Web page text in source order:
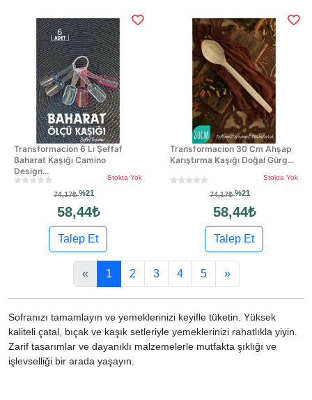
Transformacion 6 Lı Şeffaf
Baharat Kaşığı Camino
Design...
Stokta Yok
74,17₺%21
58,44₺
Talep Et
Transformacion 30 Cm Ahşap
Karıştırma Kaşığı Doğal Gürg...
Stokta Yok
74,17₺%21
58,44₺
Talep Et
« 1 2 3 4 5 »
Sofranızı tamamlayın ve yemeklerinizi keyifle tüketin. Yüksek
kaliteli çatal, bıçak ve kaşık setleriyle yemeklerinizi rahatlıkla yiyin.
Zarif tasarımlar ve dayanıklı malzemelerle mutfakta şıklığı ve
işlevselliği bir arada yaşayın.